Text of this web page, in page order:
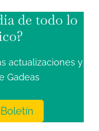
de todo lo
actualizaciones y
Gadeas